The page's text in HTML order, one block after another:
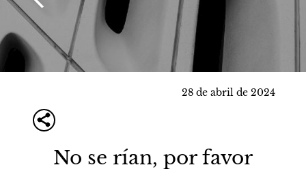
28 de abril de 2024
No se rían, por favor